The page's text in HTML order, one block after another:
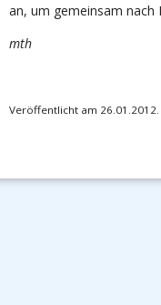
an, um gemeinsam nach
mth
Veröffentlicht am 26.01.2012.